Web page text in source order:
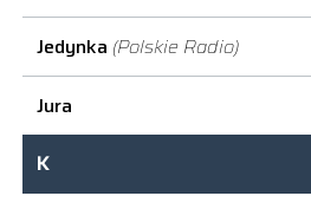
Jedynka (Polskie Radio)
Jura
K